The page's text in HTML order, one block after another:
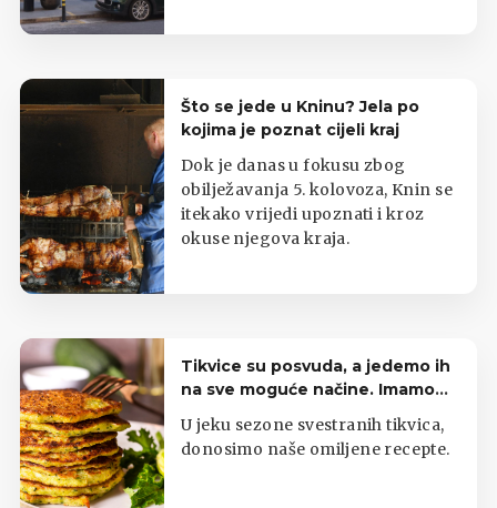
Što se jede u Kninu? Jela po
kojima je poznat cijeli kraj
Dok je danas u fokusu zbog
obilježavanja 5. kolovoza, Knin se
itekako vrijedi upoznati i kroz
okuse njegova kraja.
Tikvice su posvuda, a jedemo ih
na sve moguće načine. Imamo
top listu
U jeku sezone svestranih tikvica,
donosimo naše omiljene recepte.